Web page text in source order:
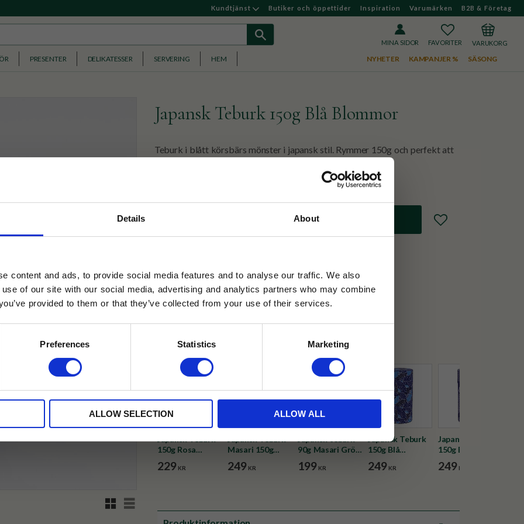
Details About
content and ads, to provide social media features and to analyse our traffic. We also
of our site with our social media, advertising and analytics partners who may combine
provided to them or that they’ve collected from your use of their services.
Preferences Statistics Marketing
ALLOW SELECTION ALLOW ALL
Kundtjänst Butiker och öppettider Inspiration Varumärken B2B & Företag
MINA SIDOR
FAVORITERKUNDVAGN
PRESENTER DELIKATESSER SERVERING HEM NYHETER KAMPANJER % SÄSONG
Japansk Teburk 150g Blå Blommor
Teburk i blått körsbärs mönster i japansk stil. Rymmer 150g och perfekt att
förvara sitt te i.
RutnätsvyListvy
Lägg till i favoriter
✓ Fri frakt över 399 kr
✓ Betala direkt eller inom 30 dagar
✓ Gratis teprov i varje beställning
Japansk Teburk
150g Rosa
Körsbärsblom
229 KR
Japansk Teburk
Masari 150g
Grön Med
Körsbärsblommor
249 KR
Japansk teburk
90g Masari Grön
Körsbärsblommor
199 KR
Japansk Teburk
150g Blå
Solfjäder
249 KR
Japansk Teburk
150g Blå
Mönstrad
249 KR
Läs mer
Rabatten fungerar endast
med andra erbjudanden.